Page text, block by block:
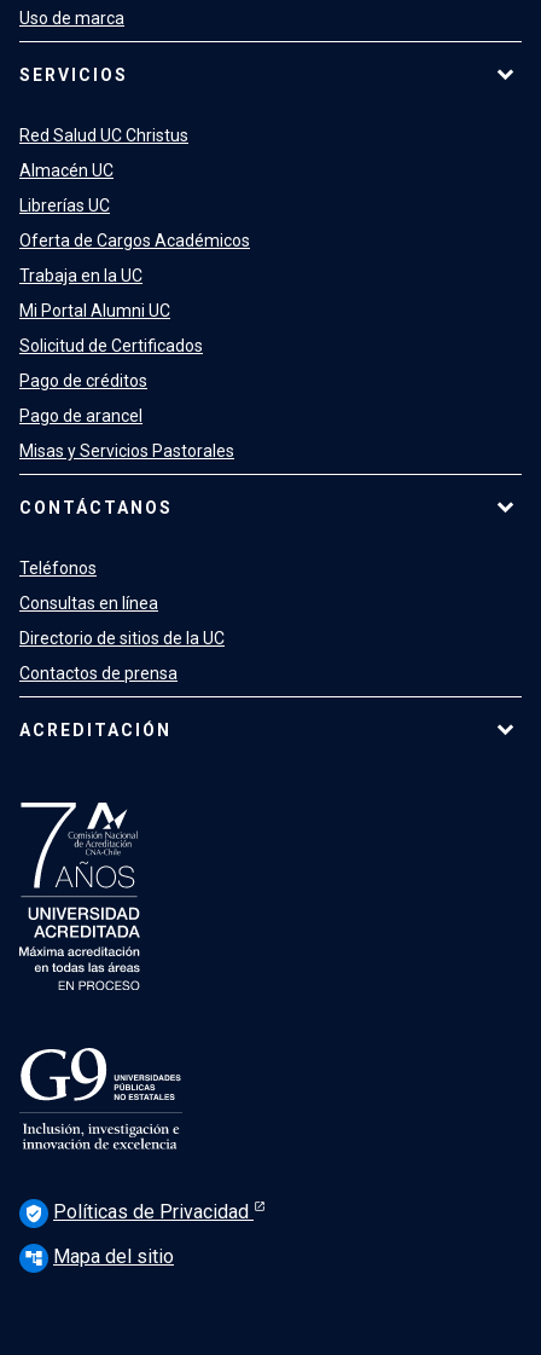
Uso de marca
SERVICIOS
Red Salud UC Christus
Almacén UC
Librerías UC
Oferta de Cargos Académicos
Trabaja en la UC
Mi Portal Alumni UC
Solicitud de Certificados
Pago de créditos
Pago de arancel
Misas y Servicios Pastorales
CONTÁCTANOS
Teléfonos
Consultas en línea
Directorio de sitios de la UC
Contactos de prensa
ACREDITACIÓN
verified_user Políticas de Privacidad
account_tree Mapa del sitio